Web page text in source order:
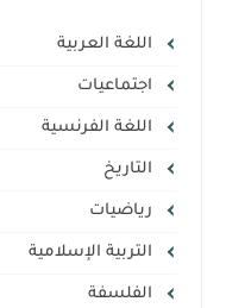
اللغة العربية
اجتماعيات
اللغة الفرنسية
التاريخ
رياضيات
التربية الإسلامية
الفلسفة